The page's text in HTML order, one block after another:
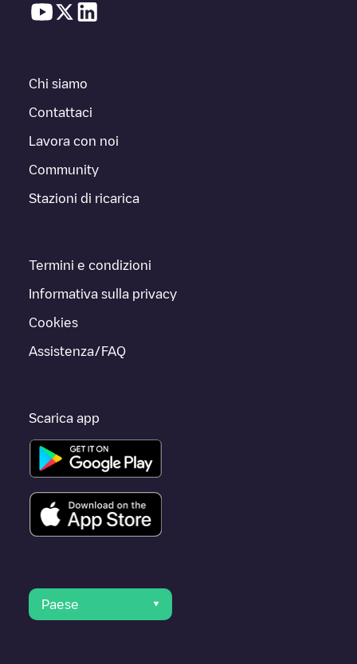
Chi siamo
Contattaci
Lavora con noi
Community
Stazioni di ricarica
Termini e condizioni
Informativa sulla privacy
Cookies
Assistenza/FAQ
Scarica app
Paese